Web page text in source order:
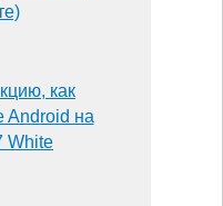
как
Android на
White